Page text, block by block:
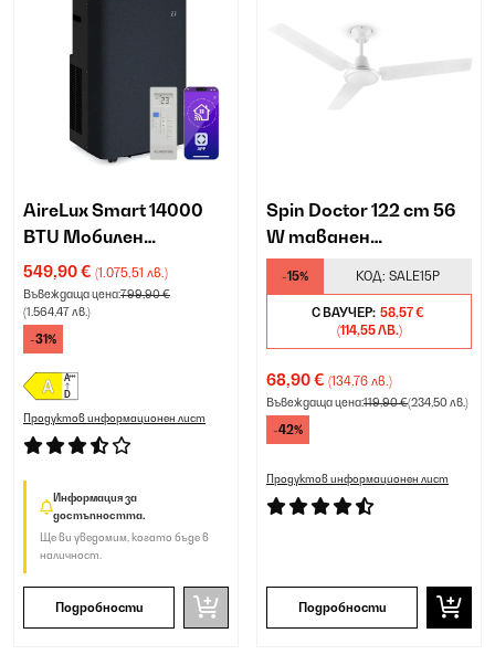
AireLux Smart 14000
BTU Мобилен
климатик Тъмно сиво
549,90 € (1.075,51 лв.)
Въвеждаща цена:799,90 €
(1.564,47 лв.)
-31%
Продуктов информационен лист
Информация за
достъпността.
Ще ви уведомим, когато бъде в
наличност.
Подробности
Spin Doctor 122 cm 56
W таванен
вентилатор бяло
-15% КОД: SALE15P
С ВАУЧЕР: 58,57 €
(114,55 ЛВ.)
68,90 € (134,76 лв.)
Въвеждаща цена:119,90 €(234,50 лв.)
-42%
Продуктов информационен лист
Подробности